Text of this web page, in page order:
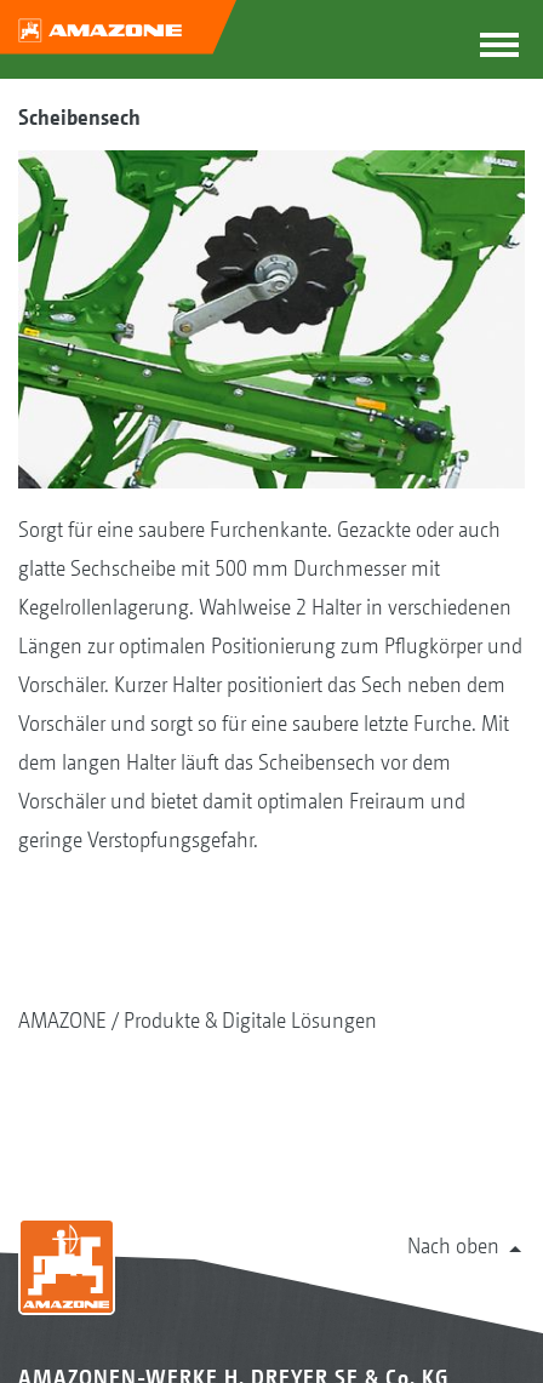
Scheibensech
Sorgt für eine saubere Furchenkante. Gezackte oder auch
glatte Sechscheibe mit 500 mm Durchmesser mit
Kegelrollenlagerung. Wahlweise 2 Halter in verschiedenen
Längen zur optimalen Positionierung zum Pflugkörper und
Vorschäler. Kurzer Halter positioniert das Sech neben dem
Vorschäler und sorgt so für eine saubere letzte Furche. Mit
dem langen Halter läuft das Scheibensech vor dem
Vorschäler und bietet damit optimalen Freiraum und
geringe Verstopfungsgefahr.
AMAZONE Produkte & Digitale Lösungen
Nach oben
AMAZONEN-WERKE H. DREYER SE & Co. KG